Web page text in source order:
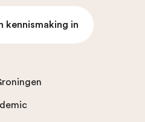
kennismaking in